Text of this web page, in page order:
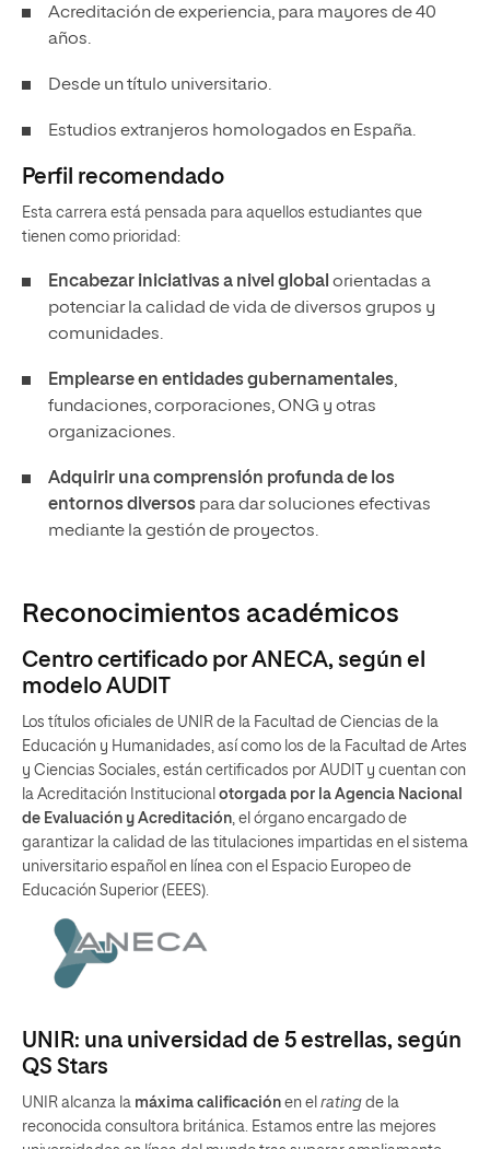
Acreditación de experiencia, para mayores de 40
años.
Desde un título universitario.
Estudios extranjeros homologados en España.
Perfil recomendado
Esta carrera está pensada para aquellos estudiantes que
tienen como prioridad:
Encabezar iniciativas a nivel global orientadas a
potenciar la calidad de vida de diversos grupos y
comunidades.
Emplearse en entidades gubernamentales,
fundaciones, corporaciones, ONG y otras
organizaciones.
Adquirir una comprensión profunda de los
entornos diversos para dar soluciones efectivas
mediante la gestión de proyectos.
Reconocimientos académicos
Centro certificado por ANECA, según el
modelo AUDIT
Los títulos oficiales de UNIR de la Facultad de Ciencias de la
Educación y Humanidades, así como los de la Facultad de Artes
y Ciencias Sociales, están certificados por AUDIT y cuentan con
la Acreditación Institucional otorgada por la Agencia Nacional
de Evaluación y Acreditación, el órgano encargado de
garantizar la calidad de las titulaciones impartidas en el sistema
universitario español en línea con el Espacio Europeo de
Educación Superior (EEES).
UNIR: una universidad de 5 estrellas, según
QS Stars
UNIR alcanza la máxima calificación en el rating de la
reconocida consultora británica. Estamos entre las mejores